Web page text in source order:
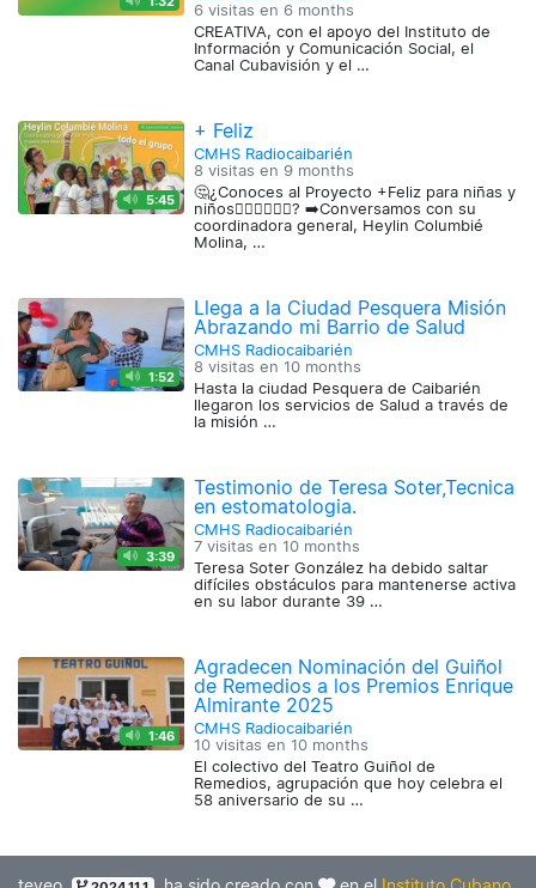
6 visitas en 6 months
CREATIVA, con el apoyo del Instituto de
Información y Comunicación Social, el
Canal Cubavisión y el …
5:45
+ Feliz
CMHS Radiocaibarién
8 visitas en 9 months
🤔¿Conoces al Proyecto +Feliz para niñas y
niños🙋🏻‍♂️🙋🏻‍♀️? ➡️Conversamos con su
coordinadora general, Heylin Columbié
Molina, …
1:52
Llega a la Ciudad Pesquera Misión
Abrazando mi Barrio de Salud
CMHS Radiocaibarién
8 visitas en 10 months
Hasta la ciudad Pesquera de Caibarién
llegaron los servicios de Salud a través de
la misión …
3:39
Testimonio de Teresa Soter,Tecnica
en estomatologia.
CMHS Radiocaibarién
7 visitas en 10 months
Teresa Soter González ha debido saltar
difíciles obstáculos para mantenerse activa
en su labor durante 39 …
1:46
Agradecen Nominación del Guiñol
de Remedios a los Premios Enrique
Almirante 2025
CMHS Radiocaibarién
10 visitas en 10 months
El colectivo del Teatro Guiñol de
Remedios, agrupación que hoy celebra el
58 aniversario de su …